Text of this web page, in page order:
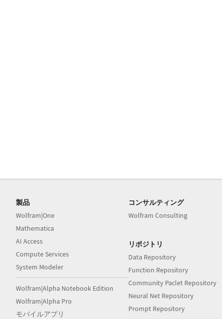
製品
Wolfram|One
Mathematica
AI Access
Compute Services
System Modeler
Wolfram|Alpha Notebook Edition
Wolfram|Alpha Pro
モバイルアプリ
コンサルティング
Wolfram Consulting
リポジトリ
Data Repository
Function Repository
Community Paclet Repository
Neural Net Repository
Prompt Repository